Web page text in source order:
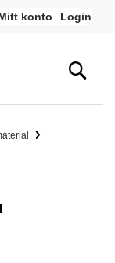
konto Login